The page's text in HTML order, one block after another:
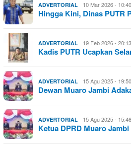
ADVERTORIAL 10 Mar 2026 -
Hingga Kini, Dinas PUTR
ADVERTORIAL 19 Feb 2026 -
Kadis PUTR Ucapkan
ADVERTORIAL 15 Agu 2025 -
Dewan Muaro Jambi
ADVERTORIAL 15 Agu 2025 -
Ketua DPRD Muaro